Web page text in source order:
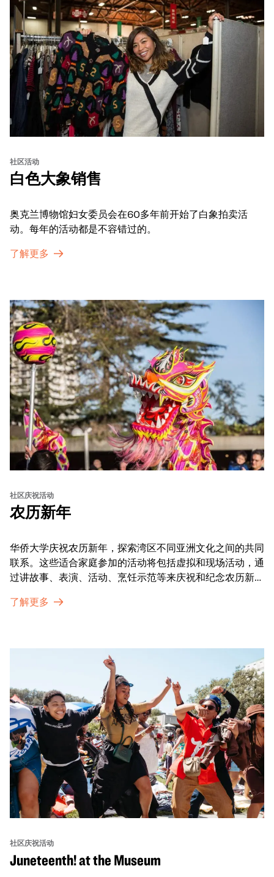
社区活动
白色大象销售
奥克兰博物馆妇女委员会在60多年前开始了白象拍卖活
动。每年的活动都是不容错过的。
了解更多
社区庆祝活动
农历新年
华侨大学庆祝农历新年，探索湾区不同亚洲文化之间的共同
联系。这些适合家庭参加的活动将包括虚拟和现场活动，通
过讲故事、表演、活动、烹饪示范等来庆祝和纪念农历新年
通过亲身参与和虚拟的治疗圈来相互支持。
了解更多
社区庆祝活动
Juneteenth! at the Museum